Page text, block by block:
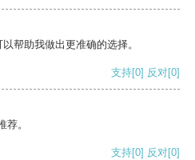
帮助我做出更准确的选择。
支持[0] 反对[0]
。
支持[0] 反对[0]